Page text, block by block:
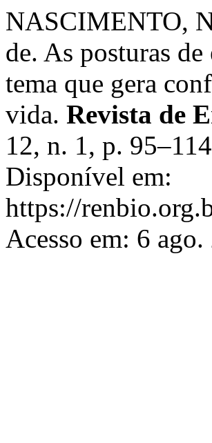
NASCIMENTO,
de. As posturas
tema que gera
vida. Revista de
12, n. 1, p.
Disponível em:
https://
Acesso em: 6 ago.